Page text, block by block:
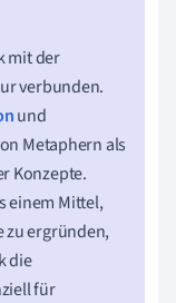
mit der
verbunden.
und
Metaphern als
Konzepte.
einem Mittel,
zu ergründen,
die
für